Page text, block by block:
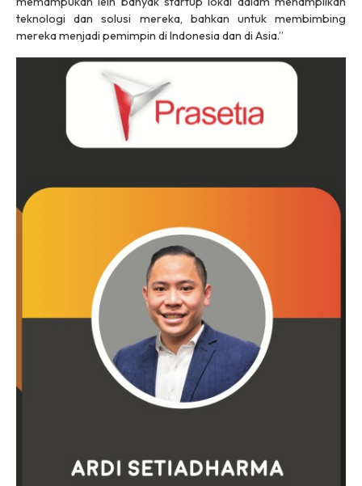
teknologi dan solusi mereka, bahkan untuk membimbing
mereka menjadi pemimpin di Indonesia dan di Asia.”